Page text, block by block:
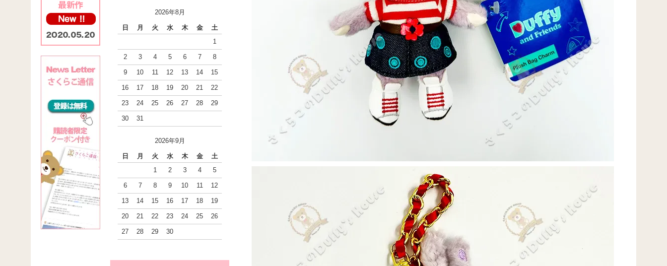
2026年8月
日 月 火 水 木 金
土
1
2 3 4 5 6 7 8
9 10 11 12 13 14 15
16 17 18 19 20 21 22
23 24 25 26 27 28 29
30 31
2026年9月
日 月 火 水 木 金
土
1
2 3 4 5
6 7 8 9 10 11 12
13 14 15 16 17 18 19
20 21 22 23 24 25 26
27 28 29 30